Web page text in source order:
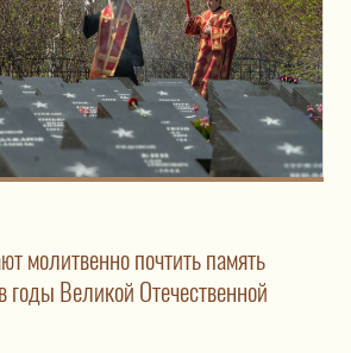
молитвенно почтить память
годы Великой Отечественной